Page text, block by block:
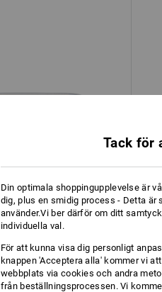
Tack för
Din optimala shoppingupplevelse är
dig, plus en smidig process - Detta
använder.Vi ber därför om ditt
individuella val.
För att kunna visa dig personligt
knappen 'Acceptera alla' kommer vi
webbplats via cookies och andra
från beställningsprocessen. Vi